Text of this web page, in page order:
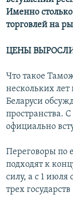
Именно
торговлей на
ЦЕНЫ
Что такое
нескольких лет
Беларуси
пространства. С
официально
Переговоры по
подходят к
силу, а с 1 июля
трех